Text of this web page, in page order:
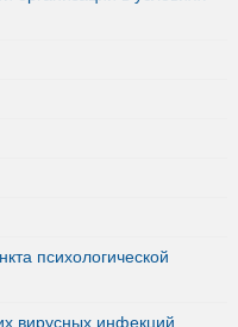
психологической
вирусных инфекций